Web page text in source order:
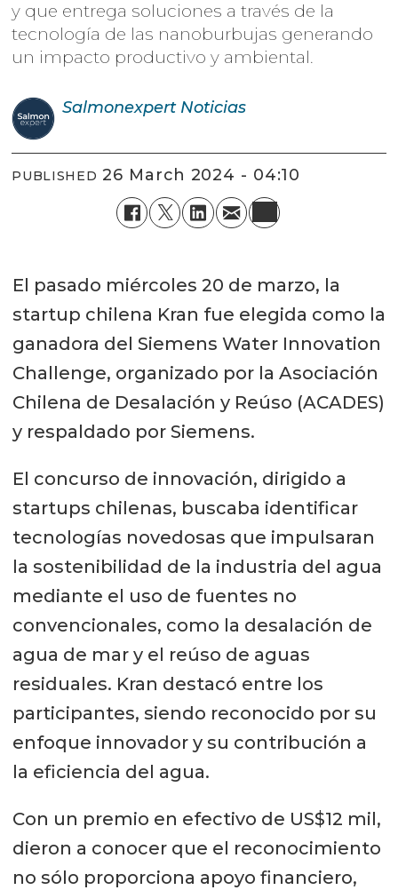
y que entrega soluciones a través de la
tecnología de las nanoburbujas generando
un impacto productivo y ambiental.
Salmonexpert Noticias
PUBLISHED 26 March 2024 - 04:10
El pasado miércoles 20 de marzo, la
startup chilena Kran fue elegida como la
ganadora del Siemens Water Innovation
Challenge, organizado por la Asociación
Chilena de Desalación y Reúso (ACADES)
y respaldado por Siemens.
El concurso de innovación, dirigido a
startups chilenas, buscaba identificar
tecnologías novedosas que impulsaran
la sostenibilidad de la industria del agua
mediante el uso de fuentes no
convencionales, como la desalación de
agua de mar y el reúso de aguas
residuales. Kran destacó entre los
participantes, siendo reconocido por su
enfoque innovador y su contribución a
la eficiencia del agua.
Con un premio en efectivo de US$12 mil,
dieron a conocer que el reconocimiento
no sólo proporciona apoyo financiero,